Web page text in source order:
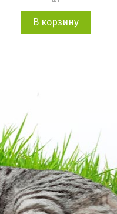
В корзину